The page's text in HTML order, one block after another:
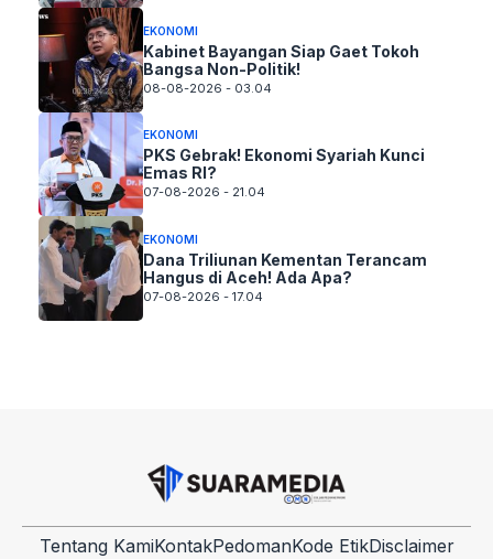
EKONOMI
Kabinet Bayangan Siap Gaet Tokoh
Bangsa Non-Politik!
08-08-2026 - 03.04
EKONOMI
PKS Gebrak! Ekonomi Syariah Kunci
Emas RI?
07-08-2026 - 21.04
EKONOMI
Dana Triliunan Kementan Terancam
Hangus di Aceh! Ada Apa?
07-08-2026 - 17.04
Tentang KamiKontakPedomanKode EtikDisclaimer